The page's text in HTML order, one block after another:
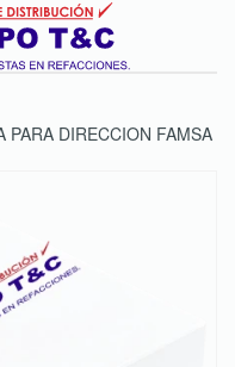
PARA DIRECCION FAMSA